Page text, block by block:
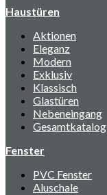
Haustüren
Aktionen
Eleganz
Modern
Exklusiv
Klassisch
Glastüren
Nebeneingang
Gesamtkatalog
Fenster
PVC Fenster
Aluschale